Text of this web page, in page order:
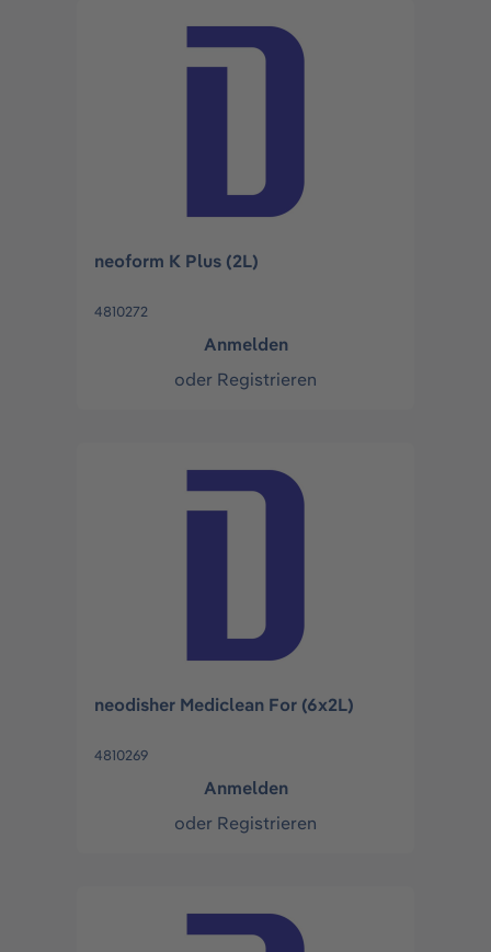
neoform K Plus (2L)
4810272
Anmelden
oder Registrieren
neodisher Mediclean For (6x2L)
4810269
Anmelden
oder Registrieren